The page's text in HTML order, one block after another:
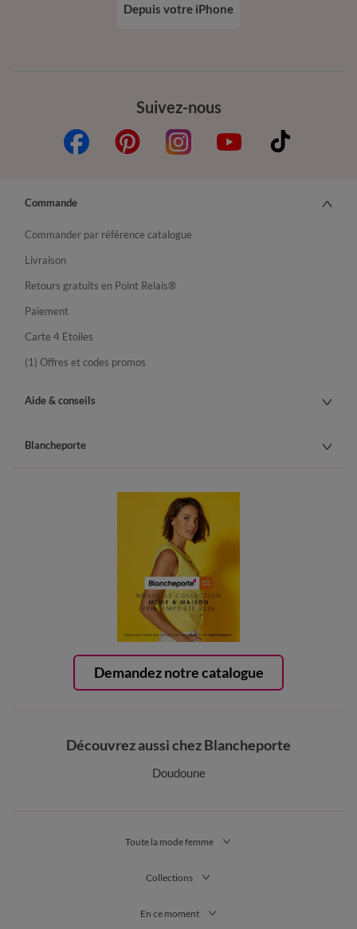
Suivez-nous
Depuis votre iPhone
Demandez notre catalogue
Commande
Commander par référence catalogue
Livraison
Retours gratuits en Point Relais®
Paiement
Carte 4 Etoiles
(1) Offres et codes promos
Aide & conseils
Blancheporte
Découvrez aussi chez Blancheporte
Doudoune
Toute la mode femme
Collections
En ce moment